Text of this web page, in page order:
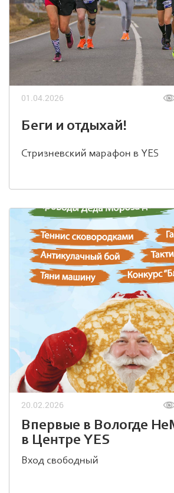
01.04.2026
Беги и отдыхай!
Стризневский марафон в YES
20.02.2026
Впервые в Вологде
в Центре YES
Вход свободный